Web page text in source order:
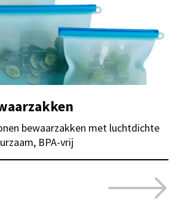
bewaarzakken met luchtdichte
BPA-vrij